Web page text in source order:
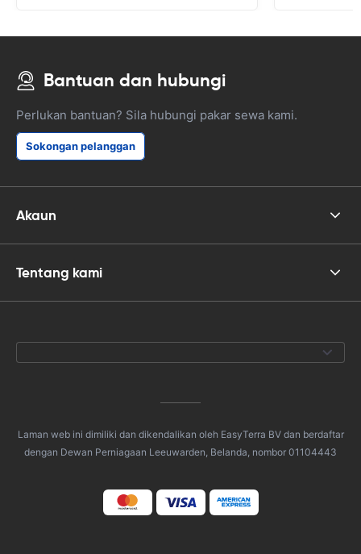
Bantuan dan hubungi
Perlukan bantuan? Sila hubungi pakar sewa kami.
Sokongan pelanggan
Akaun
Tentang kami
Laman web ini dimiliki dan dikendalikan oleh EasyTerra BV dan berdaftar
dengan Dewan Perniagaan Leeuwarden, Belanda, nombor 01104443